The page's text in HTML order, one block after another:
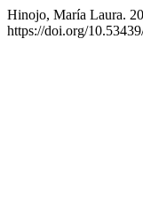
Hinojo, María Laura.
https://doi.org/